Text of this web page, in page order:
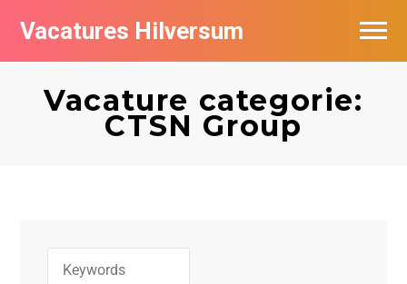
Vacatures Hilversum
Vacature categorie:
CTSN Group
Vacatures per bedrijf in Hilversum
De populairste vacatures in Hilversum